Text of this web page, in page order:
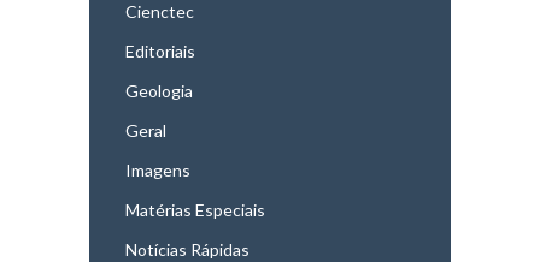
Cienctec
Editoriais
Geologia
Geral
Imagens
Matérias Especiais
Notícias Rápidas